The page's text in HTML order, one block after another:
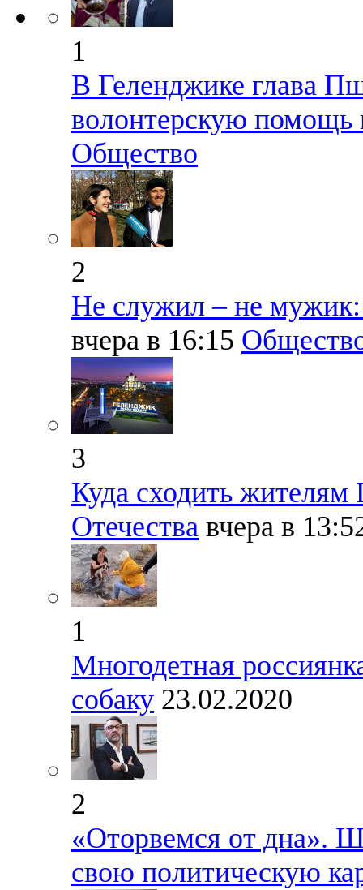
1
В Геленджике глава
волонтерскую помощь
Общество
2
Не служил – не мужик:
вчера в 16:15
3
Куда сходить
Отечества вчера в
1
Многодетная
собаку 23.02.2020
2
«Оторвемся от дна».
свою политическую